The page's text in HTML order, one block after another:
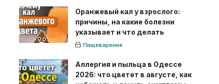
Оранжевый кал у взрослого:
причины, на какие болезни
указывает и что делать
Пищеварение
Аллергия и пыльца в Одессе
2026: что цветет в августе, как